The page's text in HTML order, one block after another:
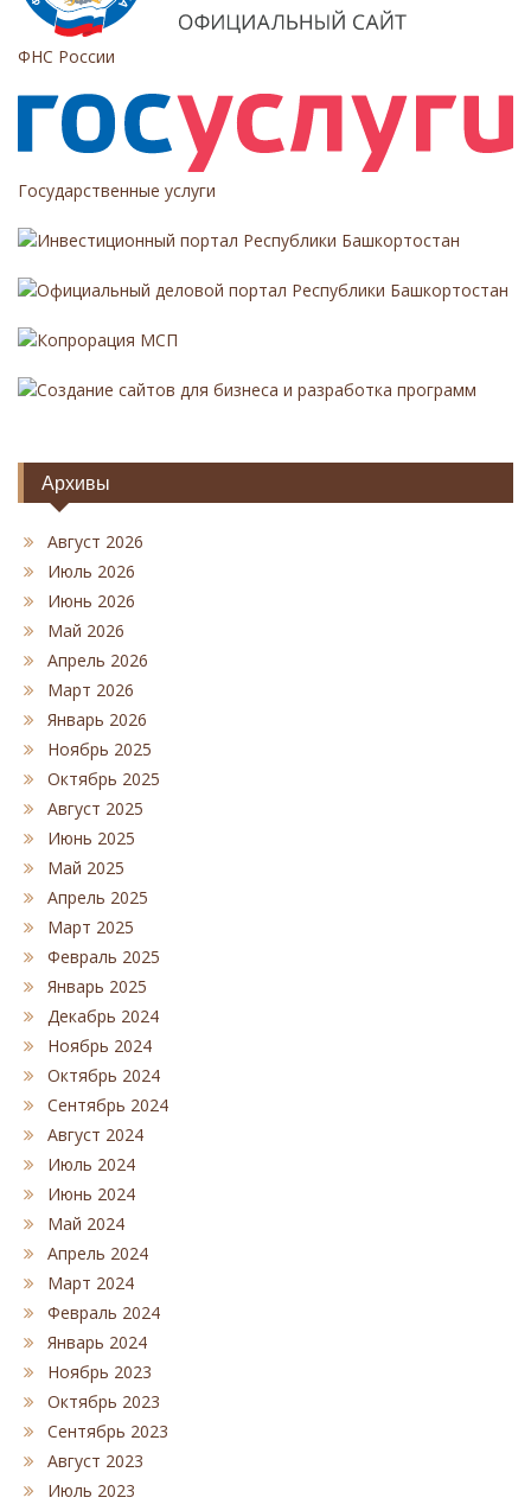
ФНС России
Государственные услуги
Инвестиционный портал Республики Башкортостан
Официальный деловой портал Республики Башкортостан
Копрорация МСП
Создание сайтов для бизнеса и разработка программ
Архивы
Август 2026
Июль 2026
Июнь 2026
Май 2026
Апрель 2026
Март 2026
Январь 2026
Ноябрь 2025
Октябрь 2025
Август 2025
Июнь 2025
Май 2025
Апрель 2025
Март 2025
Февраль 2025
Январь 2025
Декабрь 2024
Ноябрь 2024
Октябрь 2024
Сентябрь 2024
Август 2024
Июль 2024
Июнь 2024
Май 2024
Апрель 2024
Март 2024
Февраль 2024
Январь 2024
Ноябрь 2023
Октябрь 2023
Сентябрь 2023
Август 2023
Июль 2023